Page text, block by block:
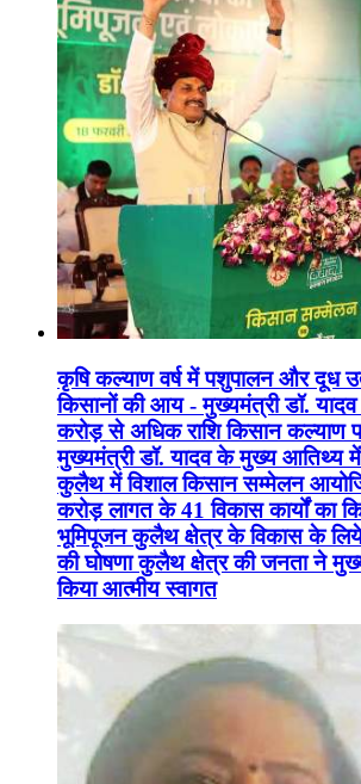
कृषि कल्याण वर्ष में पशुपालन और दूध
किसानों की आय - मुख्यमंत्री डॉ.
करोड़ से अधिक राशि किसान कल्याण
मुख्यमंत्री डॉ. यादव के मुख्य आतिथ्य में
कुलैथ में विशाल किसान सम्मेलन
करोड़ लागत के 41 विकास कार्यों का
भूमिपूजन कुलैथ क्षेत्र के विकास के लिये
की घोषणा कुलैथ क्षेत्र की जनता ने
किया आत्मीय स्वागत